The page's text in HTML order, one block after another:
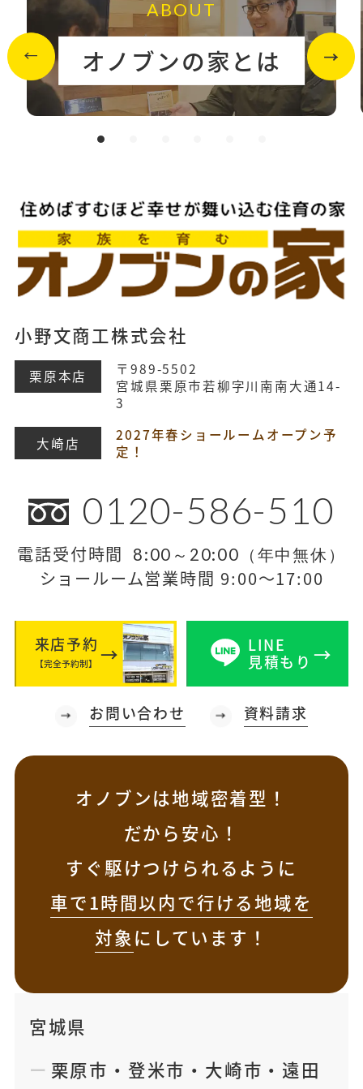
ABOUT
オノブンの家とは
小野文商工株式会社
栗原本店
〒989-5502
宮城県栗原市若柳字川南南大通14-
3
大崎店
2027年春ショールームオープン予
定！
0120-586-510
電話受付時間 8:00～20:00（年中無休）
ショールーム営業時間 9:00～17:00
来店予約
【完全予約制】
LINE
見積もり
お問い合わせ 資料請求
オノブンは地域密着型！
だから安心！
すぐ駆けつけられるように
車で1時間以内で行ける地域を
対象にしています！
宮城県
栗原市 ・ 登米市 ・ 大崎市 ・ 遠田